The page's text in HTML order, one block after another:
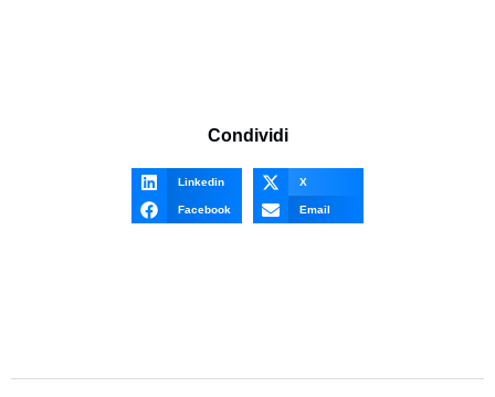
Condividi
Linkedin X
Facebook Email